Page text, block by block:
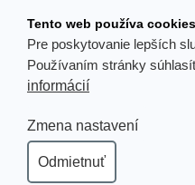
obsahu
Tento web používa cookies
Pre poskytovanie lepších
Používaním stránky
informácií
Zmena nastavení
Odmietnuť